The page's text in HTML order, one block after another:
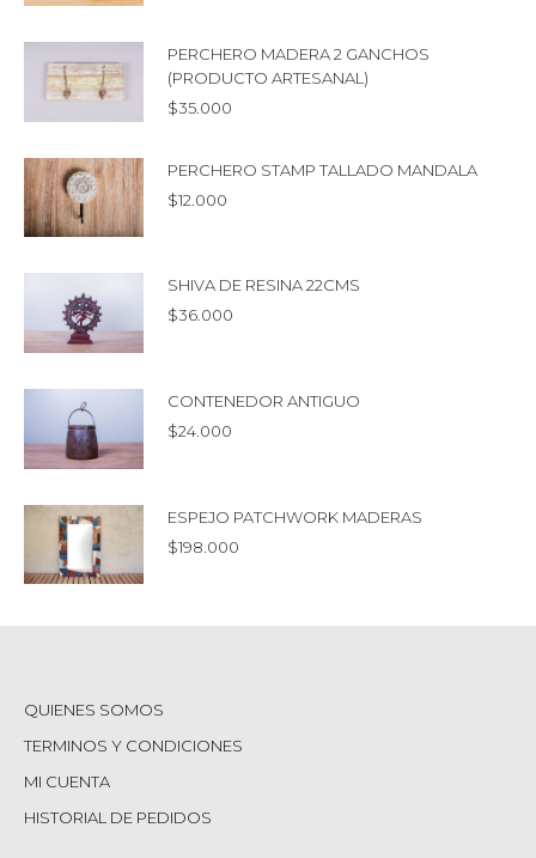
PERCHERO MADERA 2 GANCHOS
(PRODUCTO ARTESANAL)
$35.000
PERCHERO STAMP TALLADO MANDALA
$12.000
SHIVA DE RESINA 22CMS
$36.000
CONTENEDOR ANTIGUO
$24.000
ESPEJO PATCHWORK MADERAS
$198.000
QUIENES SOMOS
TERMINOS Y CONDICIONES
MI CUENTA
HISTORIAL DE PEDIDOS